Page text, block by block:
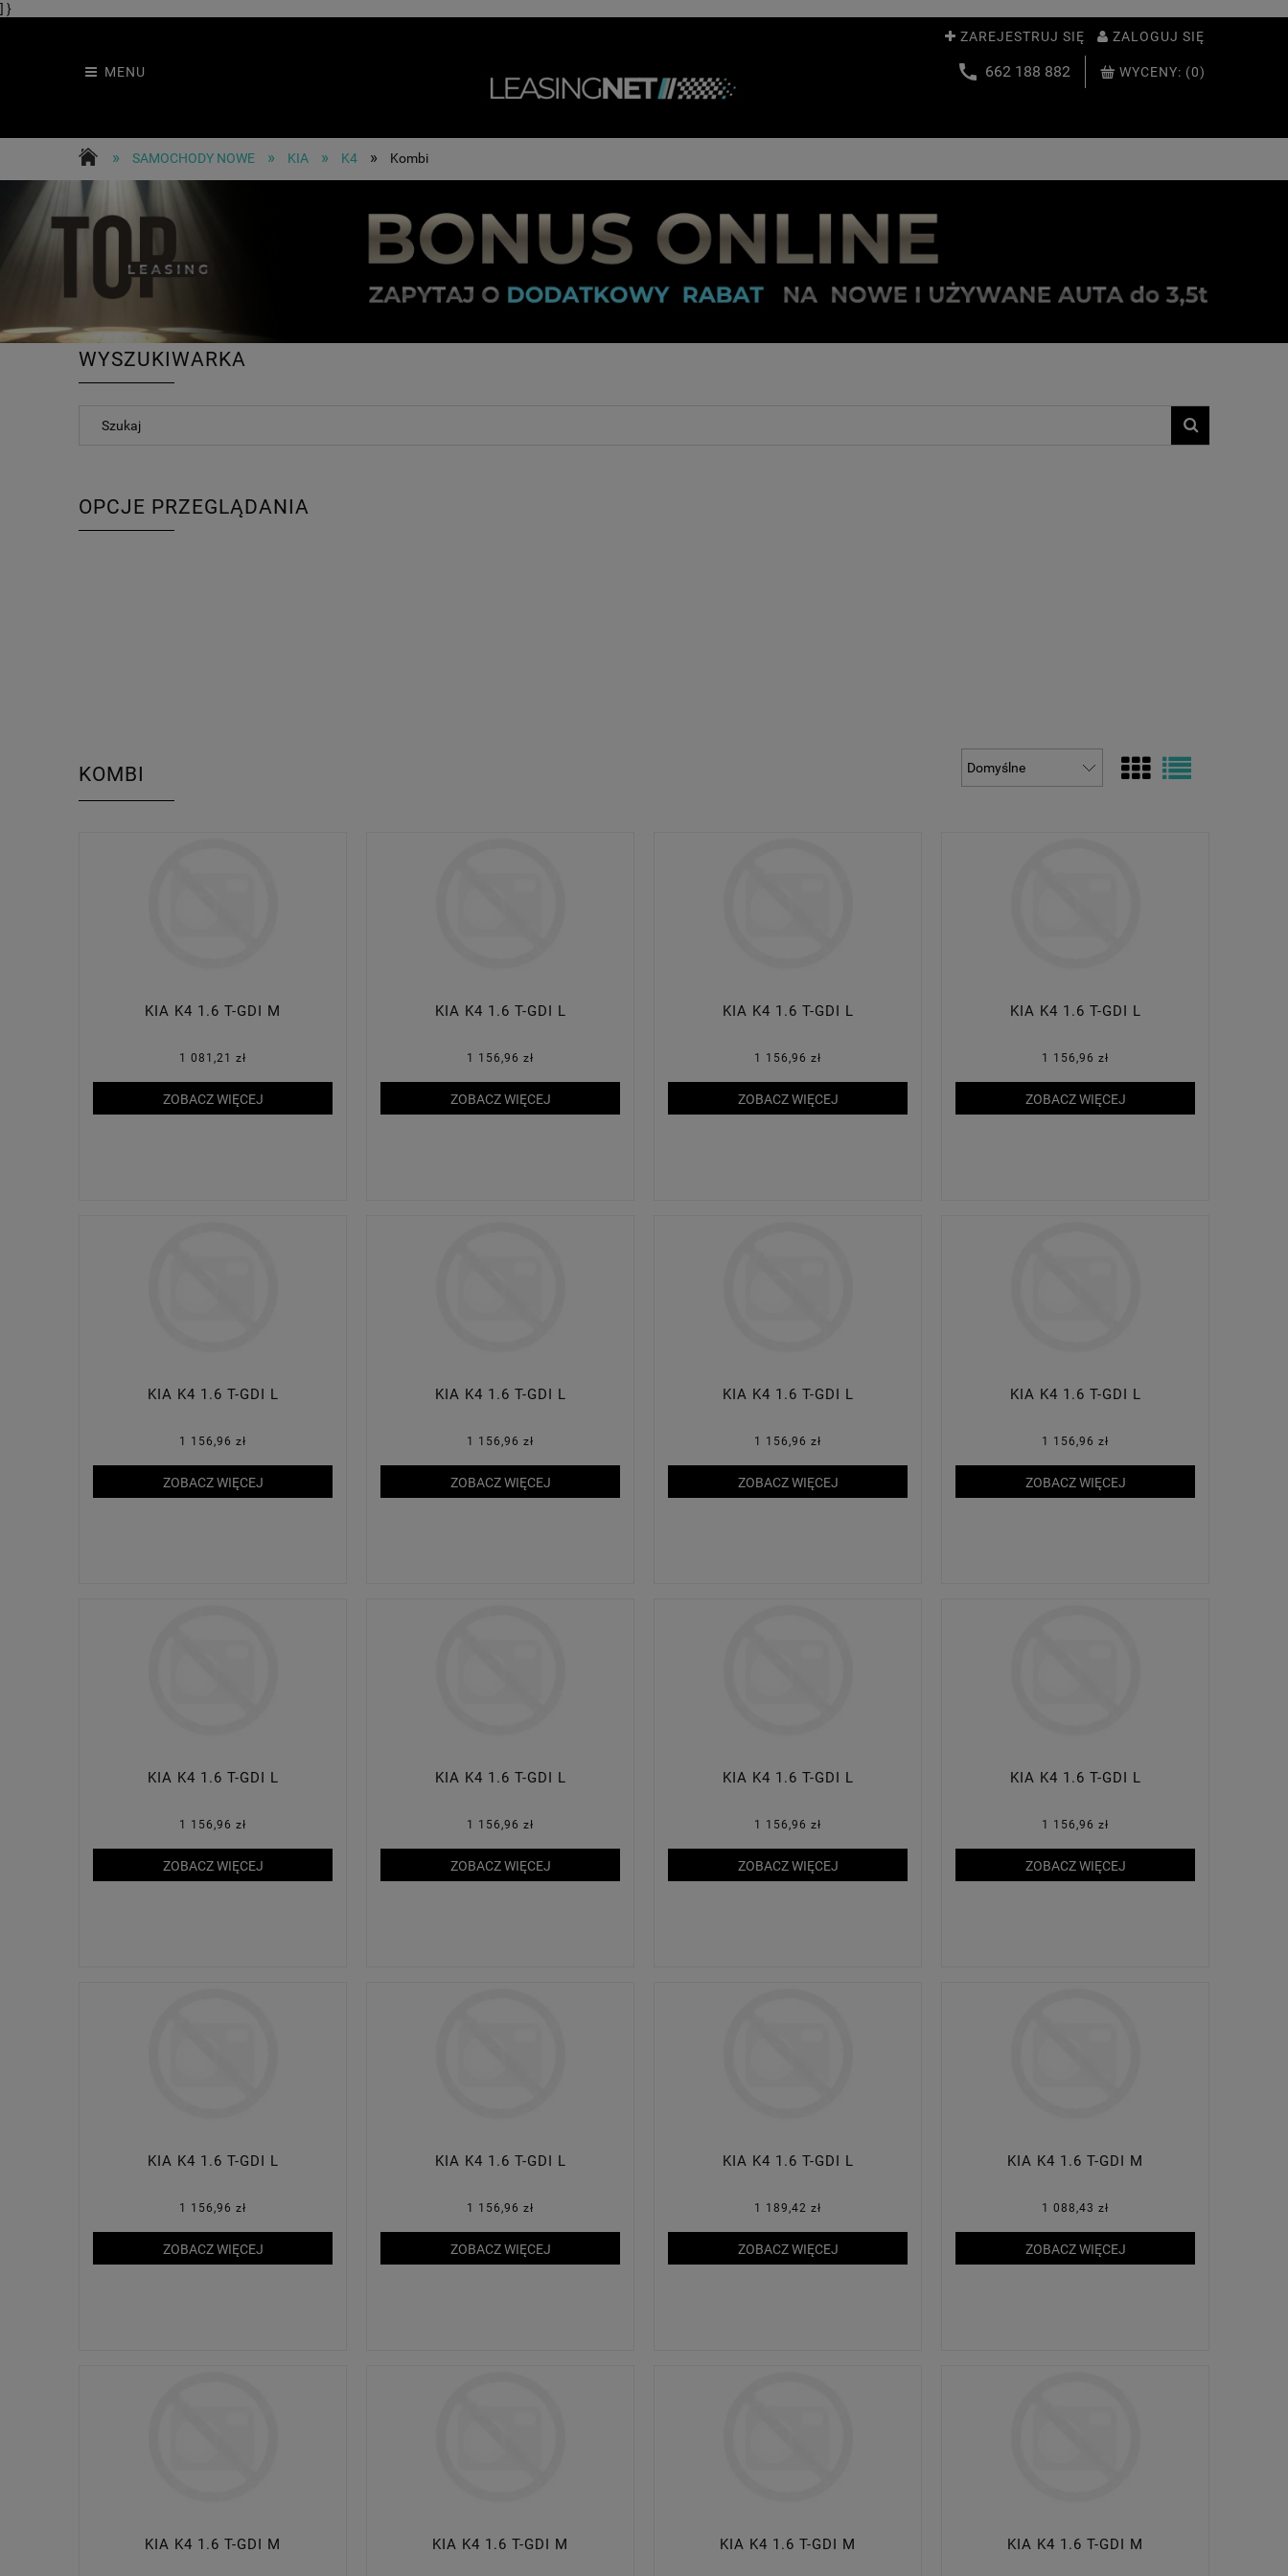
] }
ZAREJESTRUJ SIĘ
ZALOGUJ SIĘ
MENU 662 188 882 WYCENY: (0)
» SAMOCHODY NOWE » KIA » K4 » Kombi
WYSZUKIWARKA
OPCJE PRZEGLĄDANIA
KOMBI
KIA K4 1.6 T-GDI M
1 081,21 zł
ZOBACZ WIĘCEJ
KIA K4 1.6 T-GDI L
1 156,96 zł
ZOBACZ WIĘCEJ
KIA K4 1.6 T-GDI L
1 156,96 zł
ZOBACZ WIĘCEJ
KIA K4 1.6 T-GDI L
1 156,96 zł
ZOBACZ WIĘCEJ
KIA K4 1.6 T-GDI L
1 156,96 zł
ZOBACZ WIĘCEJ
KIA K4 1.6 T-GDI L
1 156,96 zł
ZOBACZ WIĘCEJ
KIA K4 1.6 T-GDI L
1 156,96 zł
ZOBACZ WIĘCEJ
KIA K4 1.6 T-GDI L
1 156,96 zł
ZOBACZ WIĘCEJ
KIA K4 1.6 T-GDI L
1 156,96 zł
ZOBACZ WIĘCEJ
KIA K4 1.6 T-GDI L
1 156,96 zł
ZOBACZ WIĘCEJ
KIA K4 1.6 T-GDI L
1 156,96 zł
ZOBACZ WIĘCEJ
KIA K4 1.6 T-GDI L
1 156,96 zł
ZOBACZ WIĘCEJ
KIA K4 1.6 T-GDI L
1 156,96 zł
ZOBACZ WIĘCEJ
KIA K4 1.6 T-GDI L
1 156,96 zł
ZOBACZ WIĘCEJ
KIA K4 1.6 T-GDI L
1 189,42 zł
ZOBACZ WIĘCEJ
KIA K4 1.6 T-GDI M
1 088,43 zł
ZOBACZ WIĘCEJ
KIA K4 1.6 T-GDI M KIA K4 1.6 T-GDI M KIA K4 1.6 T-GDI M KIA K4 1.6 T-GDI M